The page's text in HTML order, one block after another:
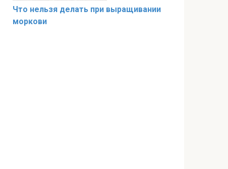
Что нельзя делать при выращивании
моркови